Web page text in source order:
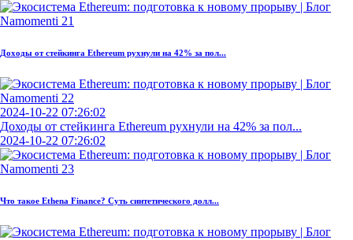
Доходы от стейкинга Ethereum рухнули на 42% за пол...
2024-10-22 07:26:02
Доходы от стейкинга Ethereum рухнули на 42% за пол...
2024-10-22 07:26:02
Что такое Ethena Finance? Суть синтетического долл...